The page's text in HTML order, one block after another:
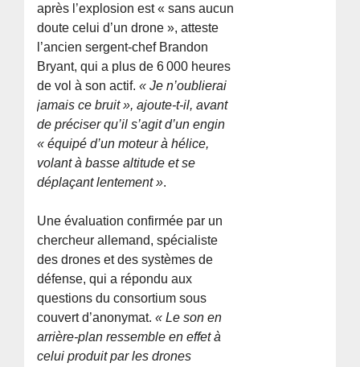
après l’explosion est « sans aucun
doute celui d’un drone », atteste
l’ancien sergent-chef Brandon
Bryant, qui a plus de 6 000 heures
de vol à son actif.« Je n’oublierai
jamais ce bruit », ajoute-t-il, avant
de préciser qu’il s’agit d’un engin
« équipé d’un moteur à hélice,
volant à basse altitude et se
déplaçant lentement ».
Une évaluation confirmée par un
chercheur allemand, spécialiste
des drones et des systèmes de
défense, qui a répondu aux
questions du consortium sous
couvert d’anonymat.« Le son en
arrière-plan ressemble en effet à
celui produit par les drones